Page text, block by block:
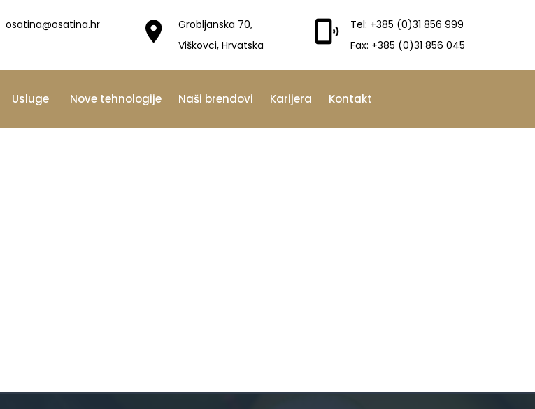
osatina@osatina.hr
Grobljanska 70,
Viškovci, Hrvatska
Tel: +385 (0)31 856 999
Fax: +385 (0)31 856 045
Usluge Nove tehnologije Naši brendovi Karijera Kontakt